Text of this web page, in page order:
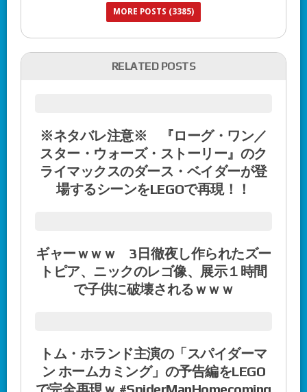
MORE POSTS (3385)
RELATED POSTS
※ネタバレ注意※ 『ローグ・ワン／
スター・ウォーズ・ストーリー』のク
ライマックスのダース・ベイダーが登
場するシーンをLEGOで再現！！
ギャーｗｗｗ 3日徹夜し作られたズー
トピア、ニックのレゴ像、展示１時間
で子供に破壊されるｗｗｗ
トム・ホランド主演の「スパイダーマ
ン ホームカミング」の予告編をLEGO
で完全再現ｗ #SpiderManHomecoming